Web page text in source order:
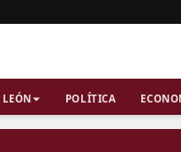
POLÍTICA